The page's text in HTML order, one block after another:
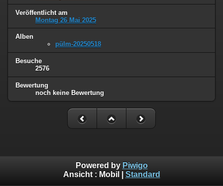
Veröffentlicht am
Montag 26 Mai 2025
Alben
pülm-20250518
Besuche
2576
Bewertung
noch keine Bewertung
Powered by Piwigo
Ansicht : Mobil Standard